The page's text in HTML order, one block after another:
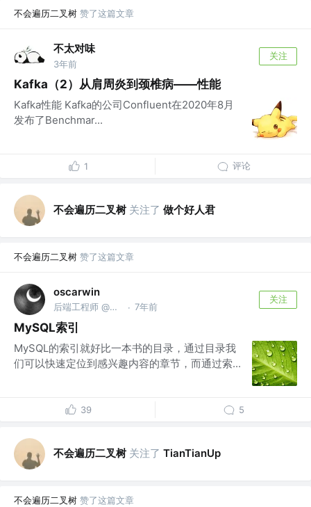
不会遍历二叉树 赞了这篇文章
不太对味
3年前
关注
Kafka（2）从肩周炎到颈椎病——性能
Kafka性能 Kafka的公司Confluent在2020年8月
发布了Benchmar...
1 评论
不会遍历二叉树 关注了 做个好人君
不会遍历二叉树 赞了这篇文章
oscarwin
后端工程师 @字节跳动 · 7年前
关注
MySQL索引
MySQL的索引就好比一本书的目录，通过目录我
们可以快速定位到感兴趣内容的章节，而通过索...
39 5
不会遍历二叉树 关注了 TianTianUp
不会遍历二叉树 赞了这篇文章